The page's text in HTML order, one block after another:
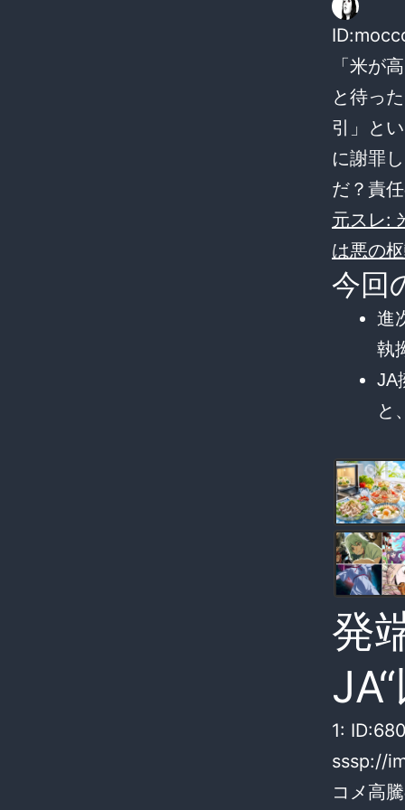
「米が
と待っ
引」と
に謝罪
だ？責
元スレ:
は悪の
今回
進
執
JA
と
発
1:
sssp://
コメ高